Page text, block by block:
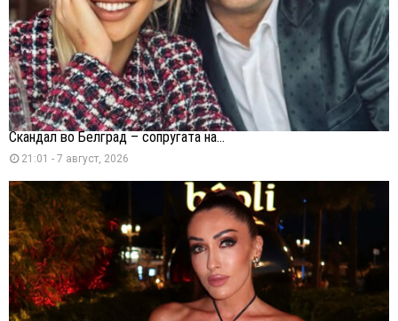
Скандал во Белград – сопругата на...
21:01 - 7 август, 2026